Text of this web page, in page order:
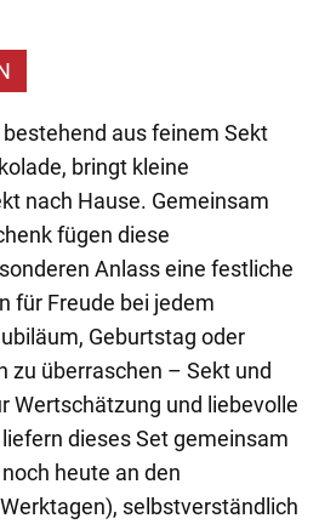
aus feinem Sekt
bringt kleine
nach Hause. Gemeinsam
fügen diese
Anlass eine festliche
für Freude bei jedem
Geburtstag oder
zu überraschen – Sekt und
Wertschätzung und liebevolle
dieses Set gemeinsam
heute an den
selbstverständlich